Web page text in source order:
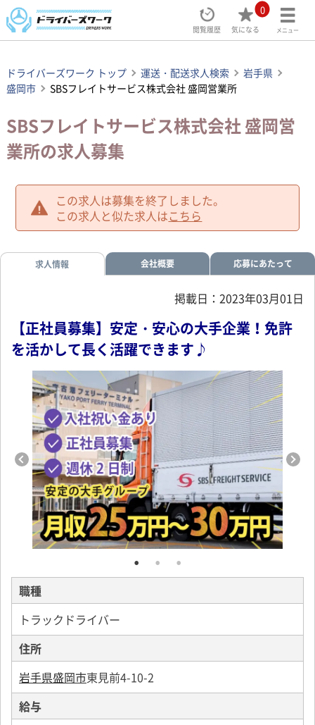
閲覧履歴
0
気になる メニュー
ドライバーズワーク トップ 運送・配送求人検索
岩手県
盛岡市
SBSフレイトサービス株式会社 盛岡営業所
SBSフレイトサービス株式会社 盛岡営
業所の求人募集
この求人は募集を終了しました。
この求人と似た求人はこちら
求人情報 会社概要 応募にあたって
掲載日：2023年03月01日
【正社員募集】安定・安心の大手企業！免許
を活かして長く活躍できます♪
職種
トラックドライバー
住所
岩手県盛岡市東見前4-10-2
給与